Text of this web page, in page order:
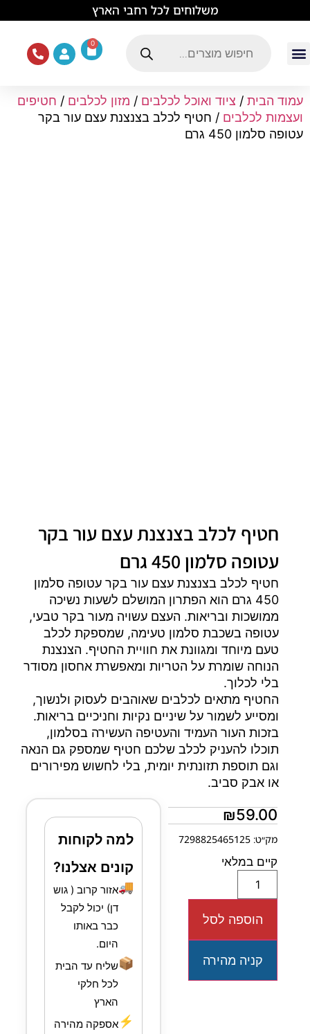
משלוחים לכל רחבי הארץ
0
עמוד הבית / ציוד ואוכל לכלבים / מזון לכלבים / חטיפים
ועצמות לכלבים / חטיף לכלב בצנצנת עצם עור בקר
עטופה סלמון 450 גרם
חטיף לכלב בצנצנת עצם עור בקר
עטופה סלמון 450 גרם
חטיף לכלב בצנצנת עצם עור בקר עטופה סלמון
450 גרם הוא הפתרון המושלם לשעות נשיכה
ממושכות ובריאות. העצם עשויה מעור בקר טבעי,
עטופה בשכבת סלמון טעימה, שמספקת לכלב
טעם מיוחד ומגוונת את חוויית החטיף. הצנצנת
הנוחה שומרת על הטריות ומאפשרת אחסון מסודר
בלי לכלוך.
החטיף מתאים לכלבים שאוהבים לעסוק ולנשוך,
ומסייע לשמור על שיניים נקיות וחניכיים בריאות.
בזכות העור העמיד והעטיפה העשירה בסלמון,
תוכלו להעניק לכלב שלכם חטיף שמספק גם הנאה
וגם תוספת תזונתית יומית, בלי לחשוש מפירורים
או אבק סביב.
₪59.00
מק״ט: 7298825465125
קיים במלאי
הוספה לסל
קניה מהירה
למה לקוחות
קונים אצלנו?
🚚אזור קרוב ( גוש
דן) יכול לקבל
כבר באותו
היום.
📦שליח עד הבית
לכל חלקי
הארץ
⚡אספקה מהירה